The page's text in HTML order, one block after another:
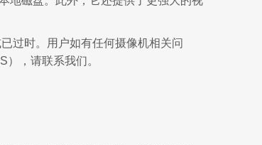
过时。用户如有任何摄像机相关问
，请联系我们。